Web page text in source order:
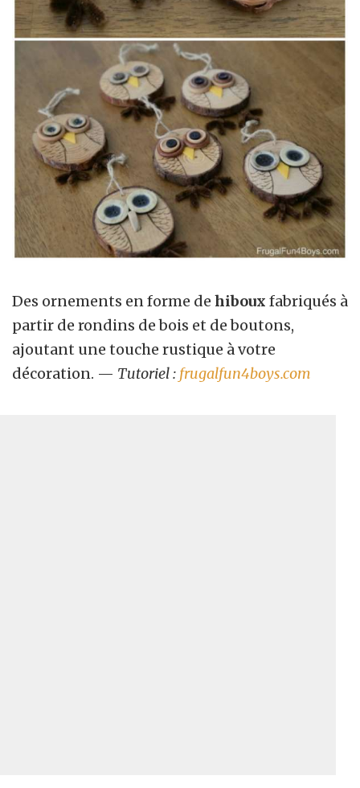
Des ornements en forme de hiboux fabriqués à
partir de rondins de bois et de boutons,
ajoutant une touche rustique à votre
décoration. — Tutoriel : frugalfun4boys.com